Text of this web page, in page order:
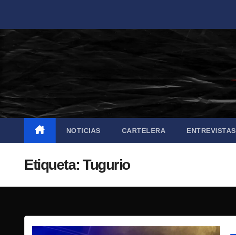
contenido
NOTICIAS CARTELERA ENTREVISTAS
Etiqueta: Tugurio